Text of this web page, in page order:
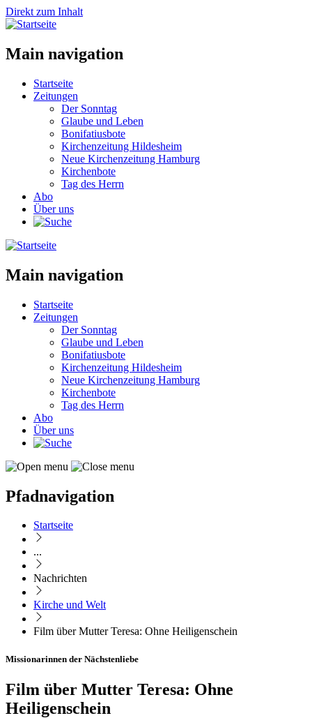
Direkt zum Inhalt
Main navigation
Startseite
Zeitungen
Der Sonntag
Glaube und Leben
Bonifatiusbote
Kirchenzeitung Hildesheim
Neue Kirchenzeitung Hamburg
Kirchenbote
Tag des Herrn
Abo
Über uns
Main navigation
Startseite
Zeitungen
Der Sonntag
Glaube und Leben
Bonifatiusbote
Kirchenzeitung Hildesheim
Neue Kirchenzeitung Hamburg
Kirchenbote
Tag des Herrn
Abo
Über uns
Pfadnavigation
Startseite
...
Nachrichten
Kirche und Welt
Film über Mutter Teresa: Ohne Heiligenschein
Missionarinnen der Nächstenliebe
Film über Mutter Teresa: Ohne
Heiligenschein